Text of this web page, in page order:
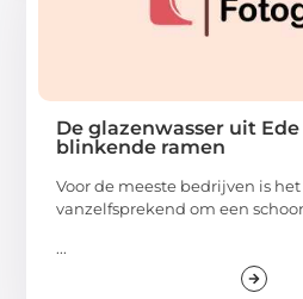
De glazenwasser uit
blinkende ramen
Voor de meeste bedrijven is
vanzelfsprekend om een
...